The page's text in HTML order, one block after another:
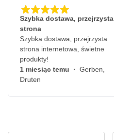
Szybka dostawa, przejrzysta
strona
Szybka dostawa, przejrzysta
strona internetowa, świetne
produkty!
1 miesiąc temu · Gerben,
Druten